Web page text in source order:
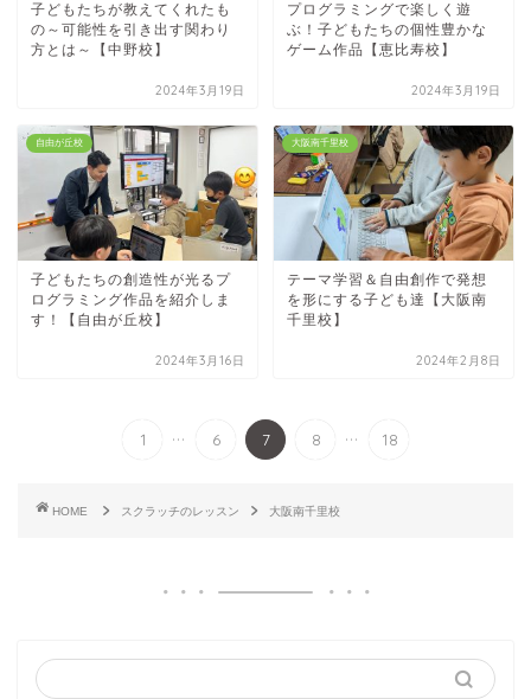
子どもたちが教えてくれたも
の～可能性を引き出す関わり
方とは～【中野校】
2024年3月19日
プログラミングで楽しく遊
ぶ！子どもたちの個性豊かな
ゲーム作品【恵比寿校】
2024年3月19日
自由が丘校
子どもたちの創造性が光るプ
ログラミング作品を紹介しま
す！【自由が丘校】
2024年3月16日
大阪南千里校
テーマ学習＆自由創作で発想
を形にする子ども達【大阪南
千里校】
2024年2月8日
1 ... 6 7 8 ... 18
HOME スクラッチのレッスン 大阪南千里校